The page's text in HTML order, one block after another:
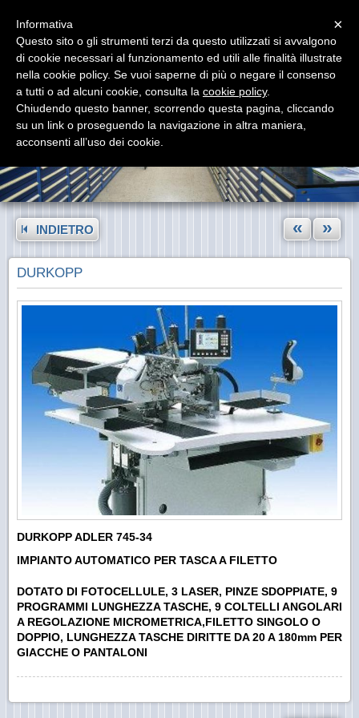
INDIETRO « »
DURKOPP
DURKOPP ADLER 745-34
IMPIANTO AUTOMATICO PER TASCA A FILETTO
DOTATO DI FOTOCELLULE, 3 LASER, PINZE SDOPPIATE, 9
PROGRAMMI LUNGHEZZA TASCHE, 9 COLTELLI ANGOLARI
A REGOLAZIONE MICROMETRICA,FILETTO SINGOLO O
DOPPIO, LUNGHEZZA TASCHE DIRITTE DA 20 A 180mm PER
GIACCHE O PANTALONI
×
Informativa
Questo sito o gli strumenti terzi da questo utilizzati si avvalgono
di cookie necessari al funzionamento ed utili alle finalità illustrate
nella cookie policy. Se vuoi saperne di più o negare il consenso
a tutti o ad alcuni cookie, consulta la cookie policy.
Chiudendo questo banner, scorrendo questa pagina, cliccando
su un link o proseguendo la navigazione in altra maniera,
acconsenti all’uso dei cookie.